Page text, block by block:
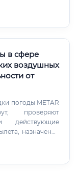
(Ульяновск),
в сфере
воздушных
от
погоды METAR
проверяют
действующие
назначения